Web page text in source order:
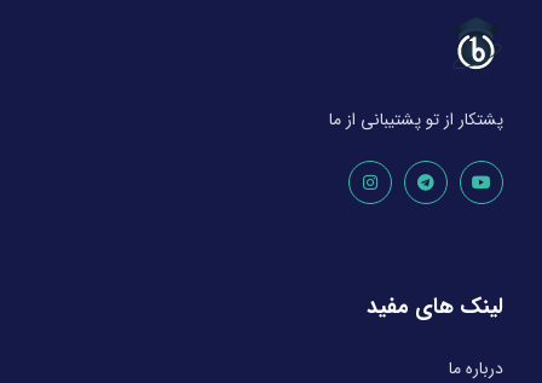
پشتکار از تو پشتیبانی از ما
لینک های مفید
درباره ما